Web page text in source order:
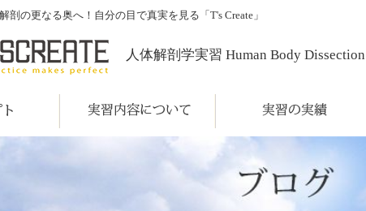
剖の更なる奥へ！自分の目で真実を見る「T's Create」
人体解剖学実習 Human Body Dissection